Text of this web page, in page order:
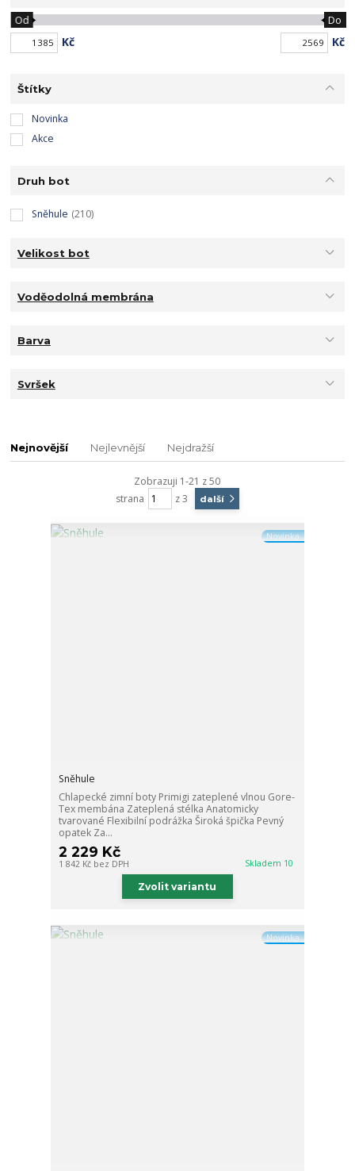
Kč
Od Do
Kč
Štítky
Novinka
Akce
Druh bot
Sněhule (210)
Velikost bot
Voděodolná membrána
Barva
Svršek
Nejnovější Nejlevnější Nejdražší
Zobrazuji 1-21 z 50
strana
z 3 další
Novinka
Sněhule
Chlapecké zimní boty Primigi zateplené vlnou Gore-
Tex membána Zateplená stélka Anatomicky
tvarované Flexibilní podrážka Široká špička Pevný
opatek Za...
2 229 Kč
1 842 Kč bez DPH Skladem 10
Zvolit variantu
Novinka